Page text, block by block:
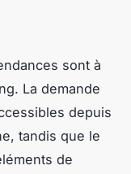
sont à
La demande
depuis
tandis que le
de